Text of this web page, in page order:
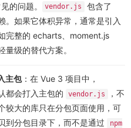
的问题。 vendor.js 包含了
。如果它体积异常，通常是引入
完整的 echarts、moment.js
级的替代方案。
主包：在 Vue 3 项目中，
都会打入主包的 vendor.js
，不
较大的库只在分包页面使用，可
到分包目录下，而不是通过
npm